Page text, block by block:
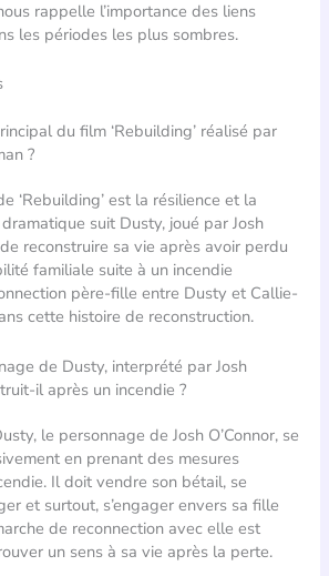
rappelle l’importance des liens
les périodes les plus sombres.
du film ‘Rebuilding’ réalisé par
?
‘Rebuilding’ est la résilience et la
suit Dusty, joué par Josh
reconstruire sa vie après avoir perdu
familiale suite à un incendie
père-fille entre Dusty et Callie-
cette histoire de reconstruction.
de Dusty, interprété par Josh
il après un incendie ?
le personnage de Josh O’Connor, se
en prenant des mesures
Il doit vendre son bétail, se
et surtout, s’engager envers sa fille
de reconnection avec elle est
un sens à sa vie après la perte.